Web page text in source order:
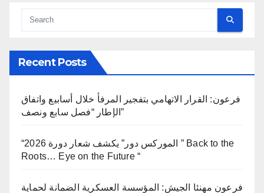
Recent Posts
فرعون: القرار الاتهامي بتفجير المرفأ خلال أسابيع واتفاق
الإطار “فصل سابع ونصف”
“الموركس دور” يكشف شعار دورة 2026 ” Back to the
Roots… Eye on the Future “
فرعون مهنئا الجيش: المؤسسة العسكرية الضمانة لحماية